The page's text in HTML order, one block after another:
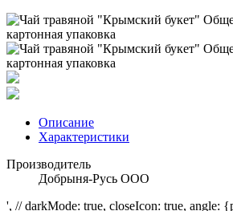
Описание
Характеристики
Производитель
Добрыня-Русь ООО
', // darkMode: true, closeIcon: true, angle: